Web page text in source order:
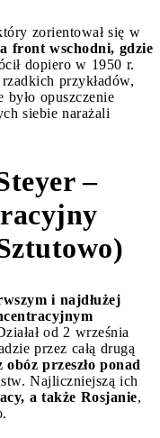
zorientował się w
front wschodni, gdzie
dopiero w 1950 r.
przykładów,
było opuszczenie
siebie narażali
–
i najdłużej
od 2 września
przez całą drugą
obóz przeszło ponad
Najliczniejszą ich
a także Rosjanie,